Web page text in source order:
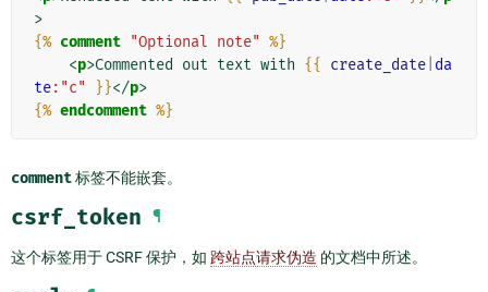
>
{% comment "Optional note" %}
<p>Commented out text with {{ create_date da
te:"c" }}</p>
{% endcomment %}
comment标签不能嵌套。
csrf_token ¶
这个标签用于 CSRF 保护，如 跨站点请求伪造 的文档中所述。